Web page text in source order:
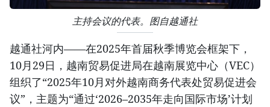
主持会议的代表。图自越通社
越通社河内——在2025年首届秋季博览会框架下，
10月29日，越南贸易促进局在越南展览中心（VEC）
组织了“2025年10月对外越南商务代表处贸易促进会
议”，主题为“通过‘2026–2035年走向国际市场’计划